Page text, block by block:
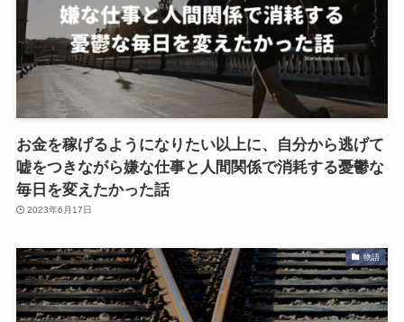
お金を稼げるようになりたい以上に、自分から逃げて
嘘をつきながら嫌な仕事と人間関係で消耗する憂鬱な
毎日を変えたかった話
2023年6月17日
物語